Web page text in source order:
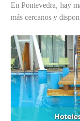
En Pontevedra, hay
más cercanos y